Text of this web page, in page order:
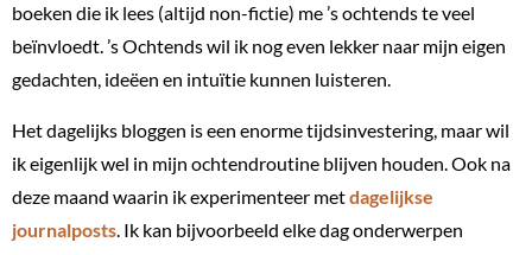
boeken die ik lees (altijd non-fictie) me ’s ochtends te veel
beïnvloedt. ’s Ochtends wil ik nog even lekker naar mijn eigen
gedachten, ideëen en intuïtie kunnen luisteren.
Het dagelijks bloggen is een enorme tijdsinvestering, maar wil
ik eigenlijk wel in mijn ochtendroutine blijven houden. Ook na
deze maand waarin ik experimenteer metdagelijkse
journalposts . Ik kan bijvoorbeeld elke dag onderwerpen